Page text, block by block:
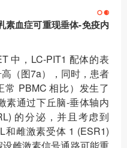
素血症可重现垂体-免疫内
中，LC-PIT1 配体的表
（图7a），同时，患者
PBMC 相比）发生了
素通过下丘脑-垂体轴内
的分泌，并且考虑到
和雌激素受体 1 (ESR1)
雌激素信号通路可能重